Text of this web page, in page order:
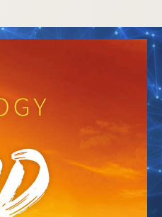
für
Dienste
Die Dynamiken des
Die Bestandteile des
Lösungen für eine
Beistände bei
Verletzungen